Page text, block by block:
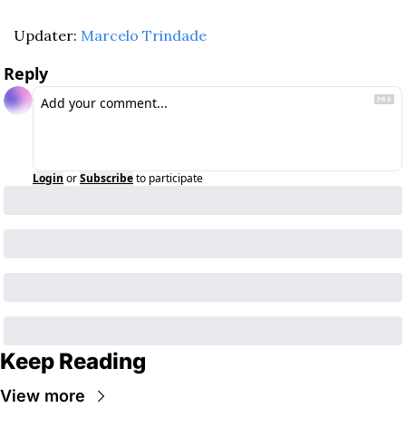
Updater: Marcelo Trindade
Reply
Login orSubscribeto participate
Keep Reading
View more